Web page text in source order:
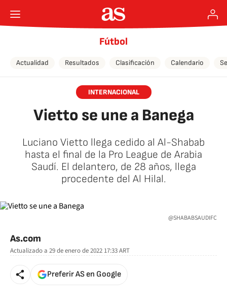
Fútbol
Actualidad Resultados Clasificación Calendario
INTERNACIONAL
Vietto se une a Banega
Luciano Vietto llega cedido al Al-Shabab
hasta el final de la Pro League de Arabia
Saudí. El delantero, de 28 años, llega
procedente del Al Hilal.
@SHABABSAUDIFC
As.com
Actualizado a 29 de enero de 2022 17:33ART
Preferir AS en Google